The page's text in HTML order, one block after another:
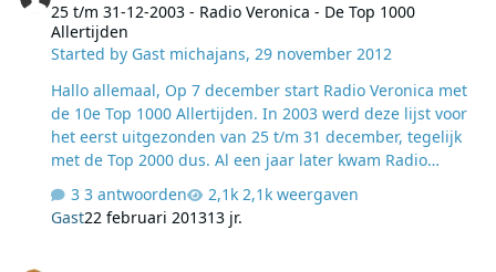
25 t/m 31-12-2003 - Radio Veronica - De Top 1000
Allertijden
Started by Gast michajans,29 november 2012
Hallo allemaal, Op 7 december start Radio Veronica met
de 10e Top 1000 Allertijden. In 2003 werd deze lijst voor
het eerst uitgezonden van 25 t/m 31 december, tegelijk
met de Top 2000 dus. Al een jaar later kwam Radio
verloren zaak was en gingen ze een week naar voren.
Maar deze allereerste lijst dus niet. Presentatoren van
3 antwoorden
2,1k weergaven
Gast22 februari 201313 jr.